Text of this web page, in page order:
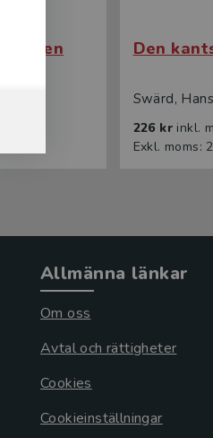
Den
Swärd,
226 kr inkl.
Exkl. moms:
Allmänna länkar
Om oss
Avtal och rättigheter
Cookies
Cookieinställningar